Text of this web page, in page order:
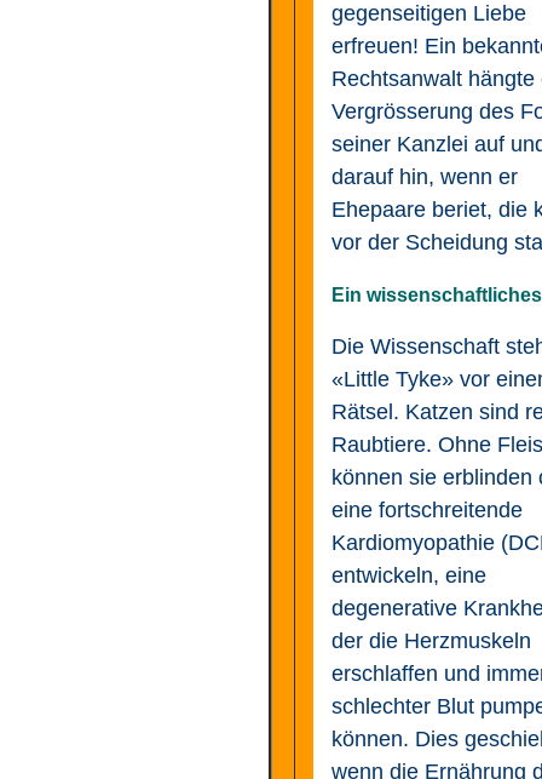
gegenseitigen Liebe
erfreuen! Ein
Rechtsanwalt hängte
Vergrösserung des
seiner Kanzlei auf
darauf hin, wenn er
Ehepaare beriet, die
vor der Scheidung
Ein
Die Wissenschaft
«Little Tyke» vor
Rätsel. Katzen sind
Raubtiere. Ohne
können sie erblinden
eine fortschreitende
Kardiomyopathie
entwickeln, eine
degenerative
der die Herzmuskeln
erschlaffen und
schlechter Blut
können. Dies
wenn die Ernährung